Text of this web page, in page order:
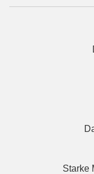
Starke